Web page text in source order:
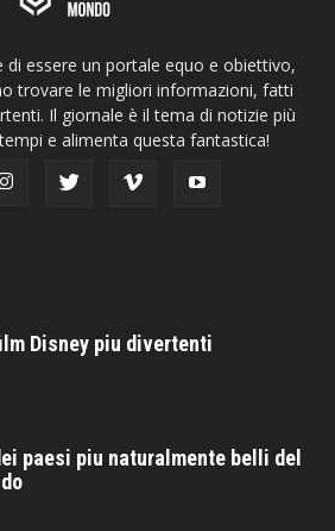
essere un portale equo e obiettivo,
trovare le migliori informazioni, fatti
Il giornale è il tema di notizie più
e alimenta questa fantastica!
Disney piu divertenti
paesi piu naturalmente belli del